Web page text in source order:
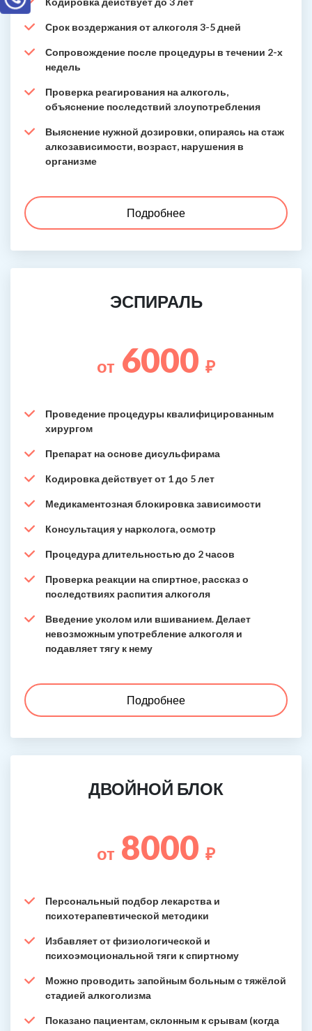
Срок воздержания от алкоголя 3-5 дней
Сопровождение после процедуры в течении 2-х
недель
Проверка реагирования на алкоголь,
объяснение последствий злоупотребления
Выяснение нужной дозировки, опираясь на стаж
алкозависимости, возраст, нарушения в
организме
Подробнее
ЭСПИРАЛЬ
от 6000 ₽
Проведение процедуры квалифицированным
хирургом
Препарат на основе дисульфирама
Кодировка действует от 1 до 5 лет
Медикаментозная блокировка зависимости
Консультация у нарколога, осмотр
Процедура длительностью до 2 часов
Проверка реакции на спиртное, рассказ о
последствиях распития алкоголя
Введение уколом или вшиванием. Делает
невозможным употребление алкоголя и
подавляет тягу к нему
Подробнее
ДВОЙНОЙ БЛОК
от 8000 ₽
Персональный подбор лекарства и
психотерапевтической методики
Избавляет от физиологической и
психоэмоциональной тяги к спиртному
Можно проводить запойным больным с тяжёлой
стадией алкоголизма
Показано пациентам, склонным к срывам (когда